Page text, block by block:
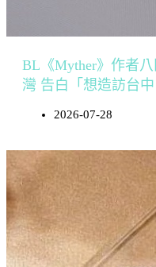
BL《Myther》作者
灣 告白「想造訪台中
2026-07-28